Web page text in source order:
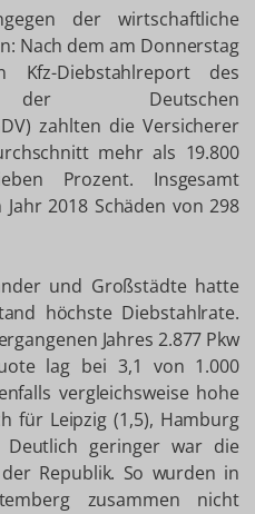
der wirtschaftliche
Nach dem am Donnerstag
Kfz-Diebstahlreport des
der Deutschen
zahlten die Versicherer
mehr als 19.800
Prozent. Insgesamt
2018 Schäden von 298
und Großstädte hatte
höchste Diebstahlrate.
Jahres 2.877 Pkw
lag bei 3,1 von 1.000
vergleichsweise hohe
für Leipzig (1,5), Hamburg
Deutlich geringer war die
Republik. So wurden in
zusammen nicht